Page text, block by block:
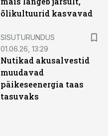
õlikultuurid kasvavad
SISUTURUNDUS
01.06.26, 13:29
Nutikad akusalvestid
muudavad
päikeseenergia taas
tasuvaks